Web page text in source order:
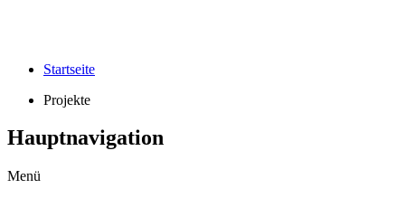
Startseite
Projekte
Hauptnavigation
Menü